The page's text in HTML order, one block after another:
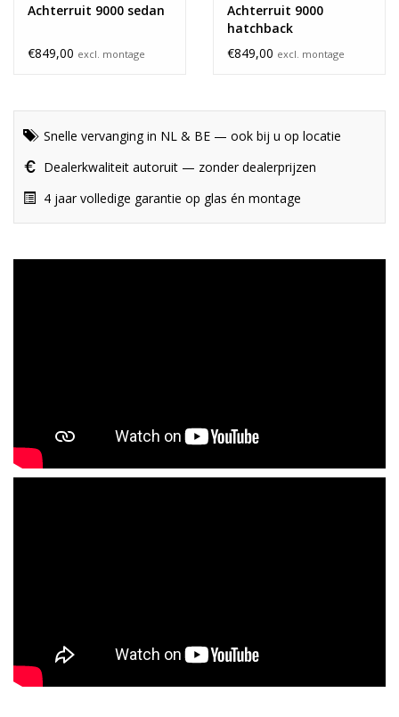
Achterruit 9000 sedan
€849,00 excl. montage
Achterruit 9000
hatchback
€849,00 excl. montage
Snelle vervanging in NL & BE — ook bij u op locatie
Dealerkwaliteit autoruit — zonder dealerprijzen
4 jaar volledige garantie op glas én montage